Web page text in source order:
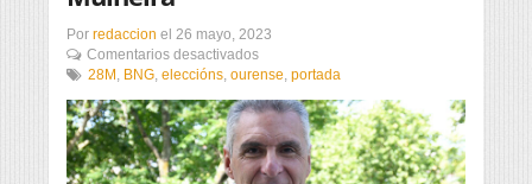
Por redaccion el 26 mayo, 2023
Comentarios desactivadosen
«Faremos
recuperación
integral
de
toda
28M BNG eleccións ourense portada